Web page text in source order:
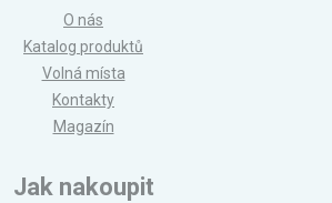
O nás
Katalog produktů
Volná místa
Kontakty
Magazín
Jak nakoupit